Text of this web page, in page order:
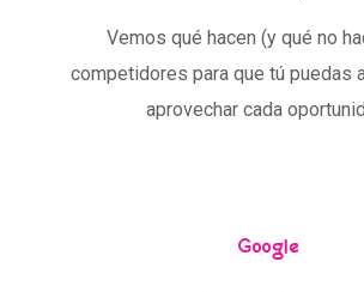
Vemos qué hacen (y qué no
competidores para que tú puedas
aprovechar cada